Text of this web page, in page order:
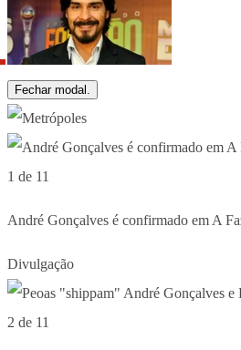
Fechar modal.
1 de 11
André Gonçalves é confirmado em A
Divulgação
2 de 11